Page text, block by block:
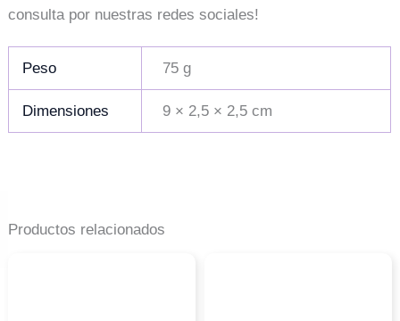
consulta por nuestras redes sociales!
Peso 75 g
Dimensiones 9 × 2,5 × 2,5 cm
Productos relacionados